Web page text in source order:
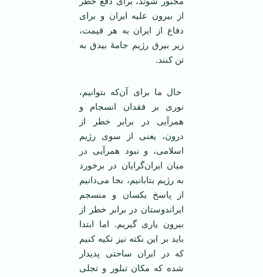
از بیرون علیه ایران و برای
دفاع از ایران به هر قیمت،
زیر بیرق رژیم جامۀ بیدق به
تن کنند.
حال ما برای آن‌که بتوانیم،
نوری بر فقدان انسجام و
همرآیی در برابر خطر از
درون، یعنی از سوی رژیم
اسلامی، و نبود همرآیی در
میان ایران‌گرایان در برخورد
به رژیم بتابانیم، بجا می‌دانیم
از پاسخ یکسان و منسجم
ایراندوستان در برابر خطر از
بیرون یاری گیریم. اما ابتدا
باید بر این نکته نیز تکیه کنیم
که در ایران ساحتی پدیدار
شده که مکان تبلور و تجلی